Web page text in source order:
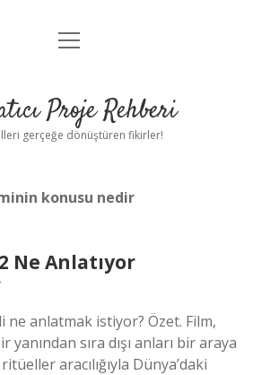
Anasayfa
Yasal Uyarı
menüyü
Proje Rehberi
gerçeğe dönüştüren fikirler!
konusu nedir
Ne Anlatıyor
ne anlatmak istiyor? Özet. Film,
yanından sıra dışı anları bir araya
aracılığıyla Dünya’daki